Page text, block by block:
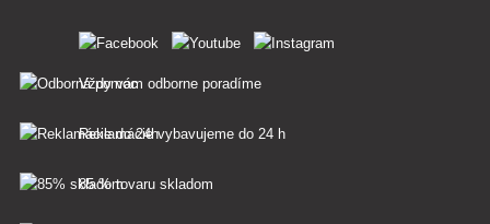
Vždy vám odborne poradíme
Reklamácie vybavujeme do 24 h
85 % tovaru skladom